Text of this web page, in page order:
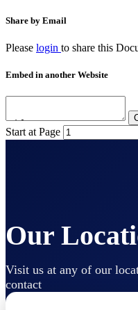
Share by Email
Please login to share this
Embed in another Website
Start at Page
Our
Visit us at any of our
contact